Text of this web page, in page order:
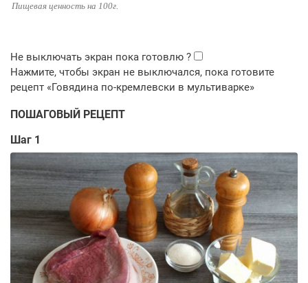
Пищевая ценность на 100г.
ПОШАГОВЫЙ РЕЦЕПТ
Шаг 1